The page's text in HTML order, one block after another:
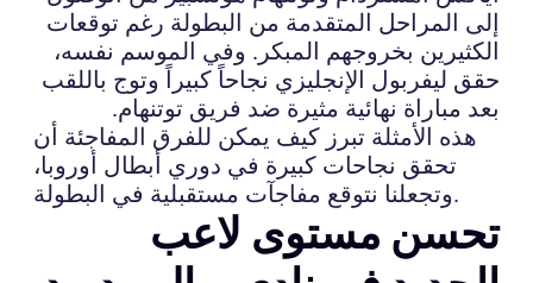
إلى المراحل المتقدمة من البطولة رغم توقعات
الكثيرين بخروجهم المبكر. وفي الموسم نفسه،
حقق ليفربول الإنجليزي نجاحاً كبيراً وتوج باللقب
بعد مباراة نهائية مثيرة ضد فريق توتنهام.
هذه الأمثلة تبرز كيف يمكن للفرق المفاجئة أن
تحقق نجاحات كبيرة في دوري أبطال أوروبا،
وتجعلنا نتوقع مفاجآت مستقبلية في البطولة.
تحسن مستوى لاعب